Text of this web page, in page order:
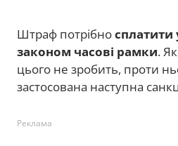
Штраф потрібносплатити
законом часові рамки.
цього не зробить, проти
застосована наступна
Реклама